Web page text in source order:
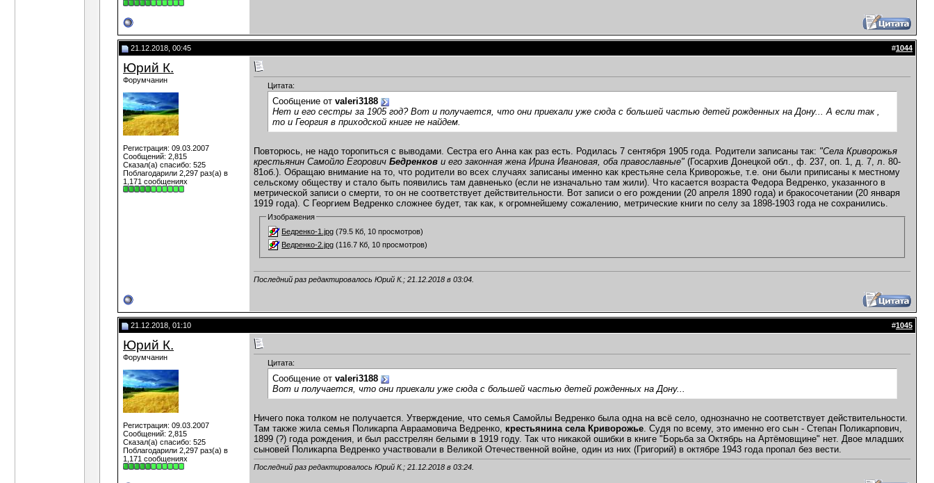
21.12.2018, 00:45 #1044
Юрий К.
Форумчанин
Регистрация: 09.03.2007
Сообщений: 2,815
Сказал(а) спасибо: 525
Поблагодарили 2,297 раз(а) в
1,171 сообщениях
Цитата:
Сообщение от valeri3188
Нет и его сестры за 1905 год? Вот и получается, что они приехали уже сюда с большей частью детей рожденных на Дону... А если так ,
то и Георгия в приходской книге не найдем.
Повторюсь, не надо торопиться с выводами. Сестра его Анна как раз есть. Родилась 7 сентября 1905 года. Родители записаны так: "Села Криворожья
крестьянин Самойло Егорович Бедренков и его законная жена Ирина Ивановая, оба православные" (Госархив Донецкой обл., ф. 237, оп. 1, д. 7, л. 80-
81об.). Обращаю внимание на то, что родители во всех случаях записаны именно как крестьяне села Криворожье, т.е. они были приписаны к местному
сельскому обществу и стало быть появились там давненько (если не изначально там жили). Что касается возраста Федора Ведренко, указанного в
метрической записи о смерти, то он не соответствует действительности. Вот записи о его рождении (20 апреля 1890 года) и бракосочетании (20 января
1919 года). С Георгием Ведренко сложнее будет, так как, к огромнейшему сожалению, метрические книги по селу за 1898-1903 года не сохранились.
Изображения
Бедренко-1.jpg (79.5 Кб, 10 просмотров)
Ведренко-2.jpg (116.7 Кб, 10 просмотров)
Последний раз редактировалось Юрий К.; 21.12.2018 в 03:04
21.12.2018, 01:10 #1045
Юрий К.
Форумчанин
Регистрация: 09.03.2007
Сообщений: 2,815
Сказал(а) спасибо: 525
Поблагодарили 2,297 раз(а) в
1,171 сообщениях
Цитата:
Сообщение от valeri3188
Вот и получается, что они приехали уже сюда с большей частью детей рожденных на Дону...
Ничего пока толком не получается. Утверждение, что семья Самойлы Ведренко была одна на всё село, однозначно не соответствует действительности.
Там также жила семья Поликарпа Авраамовича Ведренко, крестьянина села Криворожье. Судя по всему, это именно его сын - Степан Поликарпович,
1899 (?) года рождения, и был расстрелян белыми в 1919 году. Так что никакой ошибки в книге "Борьба за Октябрь на Артёмовщине" нет. Двое младших
сыновей Поликарпа Ведренко участвовали в Великой Отечественной войне, один из них (Григорий) в октябре 1943 года пропал без вести.
Последний раз редактировалось Юрий К.; 21.12.2018 в 03:24